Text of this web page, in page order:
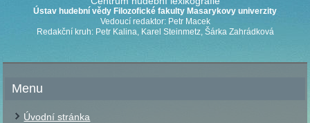
Ústav hudební vědy Filozofické fakulty Masarykovy univerzity
Vedoucí redaktor: Petr Macek
Redakční kruh: Petr Kalina, Karel Steinmetz, Šárka Zahrádková
Menu
Úvodní stránka